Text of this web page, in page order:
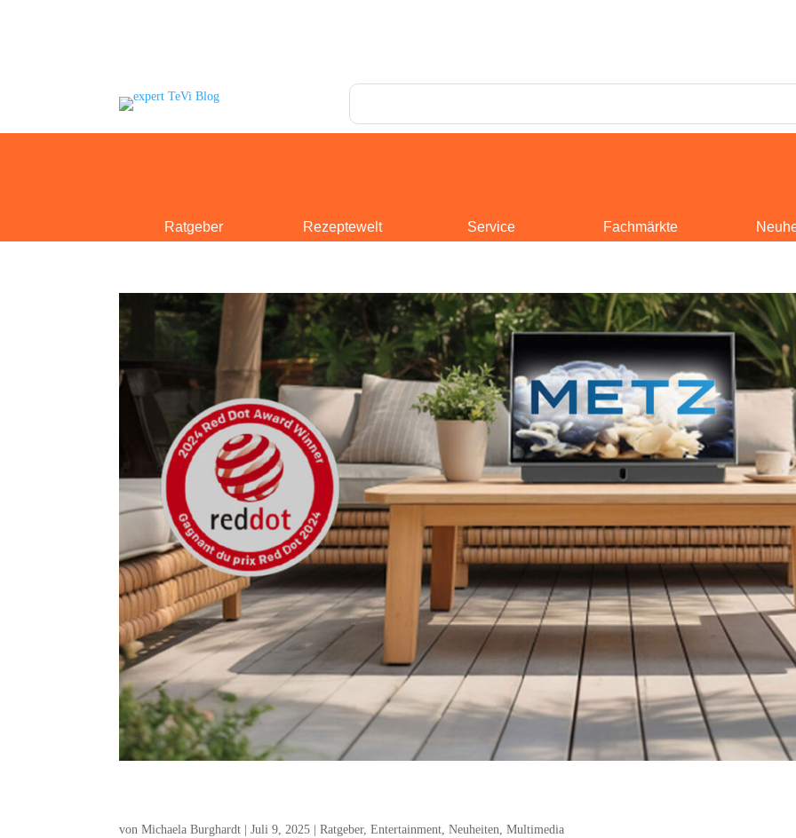
Ratgeber Rezeptewelt Service Fachmärkte
vonMichaela Burghardt |Juli 9, 2025 |Ratgeber,Entertainment,Neuheiten,Multimedia